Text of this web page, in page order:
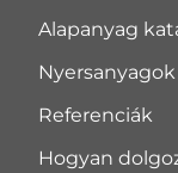
Alapanyag
Nyersanyagok
Referenciák
Hogyan